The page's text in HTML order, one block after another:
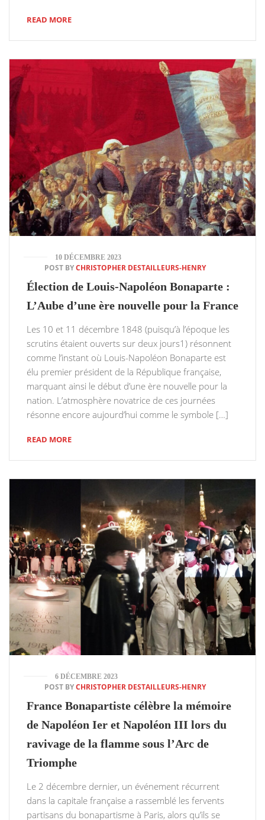
READ MORE
10 DÉCEMBRE 2023
POST BYCHRISTOPHER DESTAILLEURS-HENRY
Élection de Louis-Napoléon Bonaparte :
L’Aube d’une ère nouvelle pour la France
Les 10 et 11 décembre 1848 (puisqu’à l’époque les
scrutins étaient ouverts sur deux jours1) résonnent
comme l’instant où Louis-Napoléon Bonaparte est
élu premier président de la République française,
marquant ainsi le début d’une ère nouvelle pour la
nation. L’atmosphère novatrice de ces journées
résonne encore aujourd’hui comme le symbole […]
READ MORE
6 DÉCEMBRE 2023
POST BYCHRISTOPHER DESTAILLEURS-HENRY
France Bonapartiste célèbre la mémoire
de Napoléon Ier et Napoléon III lors du
ravivage de la flamme sous l’Arc de
Triomphe
Le 2 décembre dernier, un événement récurrent
dans la capitale française a rassemblé les fervents
partisans du bonapartisme à Paris, alors qu’ils se